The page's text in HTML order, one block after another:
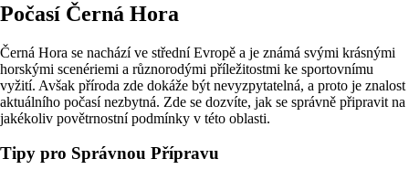
Počasí Černá Hora
Černá Hora se nachází ve střední Evropě a je známá svými krásnými
horskými scenériemi a různorodými příležitostmi ke sportovnímu
vyžití. Avšak příroda zde dokáže být nevyzpytatelná, a proto je znalost
aktuálního počasí nezbytná. Zde se dozvíte, jak se správně připravit na
jakékoliv povětrnostní podmínky v této oblasti.
Tipy pro Správnou Přípravu